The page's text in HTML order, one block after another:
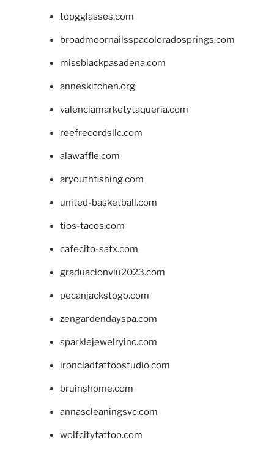
topgglasses.com
broadmoornailsspacoloradosprings.com
missblackpasadena.com
anneskitchen.org
valenciamarketytaqueria.com
reefrecordsllc.com
alawaffle.com
aryouthfishing.com
united-basketball.com
tios-tacos.com
cafecito-satx.com
graduacionviu2023.com
pecanjackstogo.com
zengardendayspa.com
sparklejewelryinc.com
ironcladtattoostudio.com
bruinshome.com
annascleaningsvc.com
wolfcitytattoo.com